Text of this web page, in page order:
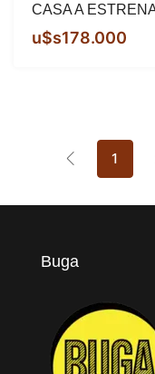
CASA A
u$s178.000
1
Buga